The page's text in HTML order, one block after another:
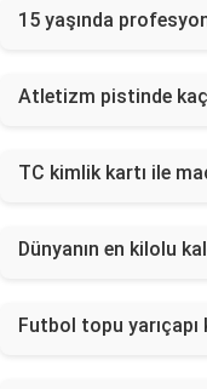
15 yaşında
Atletizm pistinde
TC kimlik kartı ile
Dünyanın en kilolu
Futbol topu yarıçapı